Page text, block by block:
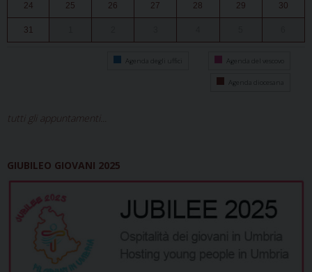
24 25 26 27 28 29 30
31
Agenda degli uffici Agenda del vescovo
Agenda diocesana
tutti gli appuntamenti...
GIUBILEO GIOVANI 2025